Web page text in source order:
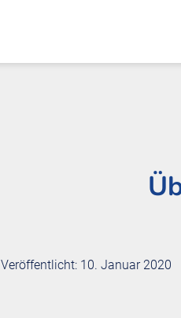
Veröffentlicht: 10. Januar 2020